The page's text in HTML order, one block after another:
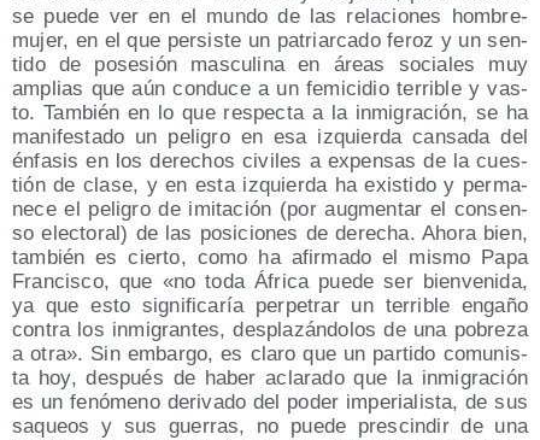
se pue­de ver en el mun­do de las rela­cio­nes hom­bre-
mujer, en el que per­sis­te un patriar­ca­do feroz y un sen­
ti­do de pose­sión mas­cu­li­na en áreas socia­les muy
amplias que aún con­du­ce a un femi­ci­dio terri­ble y vas­
to. Tam­bién en lo que res­pec­ta a la inmi­gra­ción, se ha
mani­fes­ta­do un peli­gro en esa izquier­da can­sa­da del
énfa­sis en los dere­chos civi­les a expen­sas de la cues­
tión de cla­se, y en esta izquier­da ha exis­ti­do y per­ma­
ne­ce el peli­gro de imi­ta­ción (por aug­men­tar el con­sen­
so elec­to­ral) de las posi­cio­nes de dere­cha. Aho­ra bien,
tam­bién es cier­to, como ha afir­ma­do el mis­mo Papa
Fran­cis­co, que «no toda Áfri­ca pue­de ser bien­ve­ni­da,
ya que esto sig­ni­fi­ca­ría per­pe­trar un terri­ble enga­ño
con­tra los inmi­gran­tes, des­pla­zán­do­los de una pobre­za
a otra». Sin embar­go, es cla­ro que un par­ti­do comu­nis­
ta hoy, des­pués de haber acla­ra­do que la inmi­gra­ción
es un fenó­meno deri­va­do del poder impe­ria­lis­ta, de sus
saqueos y sus gue­rras, no pue­de pres­cin­dir de una